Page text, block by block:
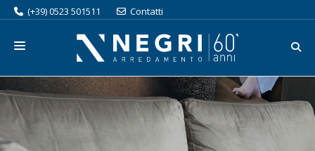
(+39) 0523 501511 Contatti
ORGANIZZA LA TUA VISITA
SERVIZI
CATALOGO